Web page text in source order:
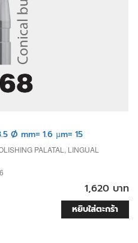
Ø mm= 1.6 µm= 15
PALATAL, LINGUAL
1,620 บาท
หยิบใส่ตะกร้า